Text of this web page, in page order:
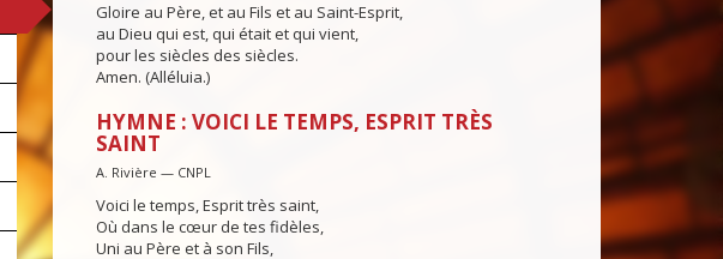
Gloire au Père, et au Fils et au Saint-Esprit,
au Dieu qui est, qui était et qui vient,
pour les siècles des siècles.
Amen. (Alléluia.)
HYMNE : VOICI LE TEMPS, ESPRIT TRÈS
SAINT
A. Rivière — CNPL
Voici le temps, Esprit très saint,
Où dans le cœur de tes fidèles,
Uni au Père et à son Fils,